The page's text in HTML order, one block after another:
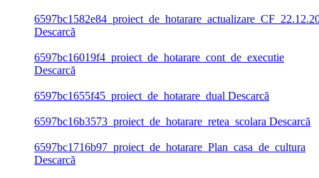
Descarcă
6597bc16019f4_proiect_de_hotarare_cont_de_executie
Descarcă
6597bc1655f45_proiect_de_hotarare_dual Descarcă
6597bc16b3573_proiect_de_hotarare_retea_scolara Descarcă
6597bc1716b97_proiect_de_hotarare_Plan_casa_de_cultura
Descarcă